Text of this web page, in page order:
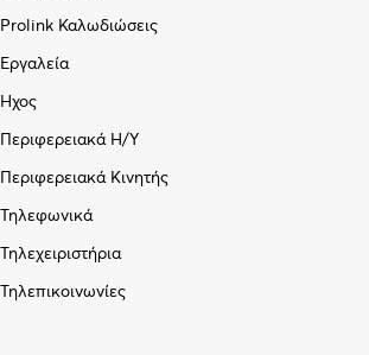
Prolink Καλωδιώσεις
Εργαλεία
Ήχος
Περιφερειακά Η/Υ
Περιφερειακά Κινητής
Τηλεφωνικά
Τηλεχειριστήρια
Τηλεπικοινωνίες